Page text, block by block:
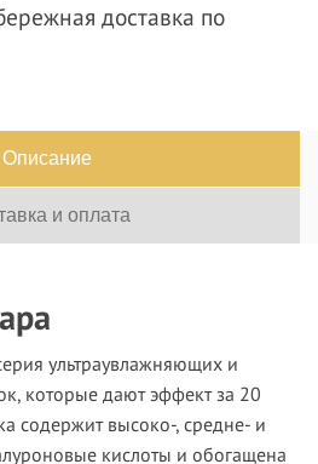
доставка по
Описание
и оплата
ультраувлажняющих и
которые дают эффект за 20
содержит высоко-, средне- и
кислоты и обогащена